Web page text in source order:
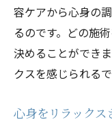
容ケアから心身の
るのです。どの施
決めることができ
クスを感じられるで
心身をリラックス